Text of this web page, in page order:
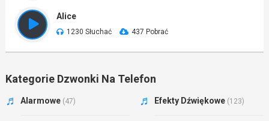
Alice
1230 Słuchać 437 Pobrać
Kategorie Dzwonki Na Telefon
Alarmowe (47) Efekty Dźwiękowe (123)